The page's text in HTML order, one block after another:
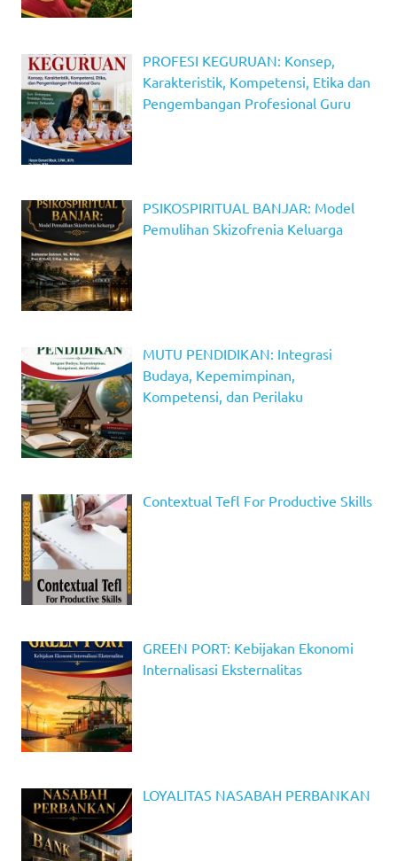
PROFESI KEGURUAN: Konsep,
Karakteristik, Kompetensi, Etika dan
Pengembangan Profesional Guru
PSIKOSPIRITUAL BANJAR: Model
Pemulihan Skizofrenia Keluarga
MUTU PENDIDIKAN: Integrasi
Budaya, Kepemimpinan,
Kompetensi, dan Perilaku
Contextual Tefl For Productive Skills
GREEN PORT: Kebijakan Ekonomi
Internalisasi Eksternalitas
LOYALITAS NASABAH PERBANKAN